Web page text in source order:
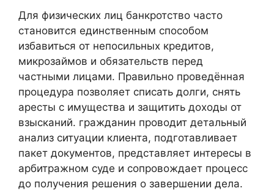
Для физических лиц банкротство часто
становится единственным способом
избавиться от непосильных кредитов,
микрозаймов и обязательств перед
частными лицами. Правильно проведённая
процедура позволяет списать долги, снять
аресты с имущества и защитить доходы от
взысканий. гражданин проводит детальный
анализ ситуации клиента, подготавливает
пакет документов, представляет интересы в
арбитражном суде и сопровождает процесс
до получения решения о завершении дела.